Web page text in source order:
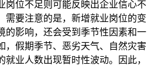
岗位不足则可能反映出企业信心不
需要注意的是，新增就业岗位的变
的影响，还会受到季节性因素和一
，假期季节、恶劣天气、自然灾害
业人数出现暂时性波动。因此，